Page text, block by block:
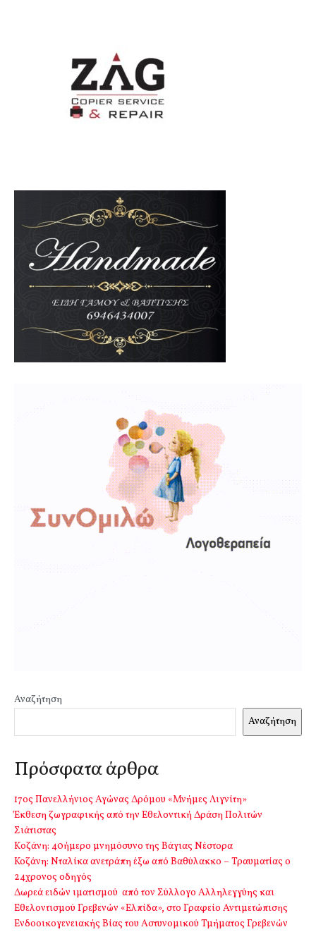
Αναζήτηση
Αναζήτηση
Πρόσφατα άρθρα
17ος Πανελλήνιος Αγώνας Δρόμου «Μνήμες Λιγνίτη»
Έκθεση ζωγραφικής από την Εθελοντική Δράση Πολιτών
Σιάτιστας
Kοζάνη: 40ήμερο μνημόσυνο της Βάγιας Νέστορα
Κοζάνη: Νταλίκα ανετράπη έξω από Βαθύλακκο – Τραυματίας ο
24χρονος οδηγός
Δωρεά ειδών ιματισμού από τον Σύλλογο Αλληλεγγύης και
Εθελοντισμού Γρεβενών «Ελπίδα», στο Γραφείο Αντιμετώπισης
Ενδοοικογενειακής Βίας του Αστυνομικού Τμήματος Γρεβενών